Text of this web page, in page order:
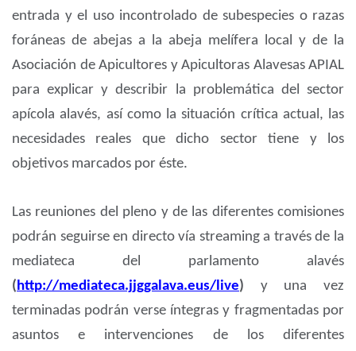
entrada y el uso incontrolado de subespecies o razas
foráneas de abejas a la abeja melífera local y de la
Asociación de Apicultores y Apicultoras Alavesas APIAL
para explicar y describir la problemática del sector
apícola alavés, así como la situación crítica actual, las
necesidades reales que dicho sector tiene y los
objetivos marcados por éste.
Las reuniones del pleno y de las diferentes comisiones
podrán seguirse en directo vía streaming a través de la
mediateca del parlamento alavés
( http://mediateca.jjggalava.eus/live) y una vez
terminadas podrán verse íntegras y fragmentadas por
asuntos e intervenciones de los diferentes